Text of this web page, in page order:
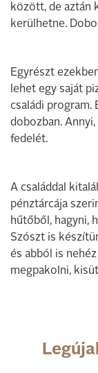
között, de aztán
kerülhetne.
Egyrészt
lehet egy saját
családi program.
dobozban.
fedelét.
A családdal
pénztárcája
hűtőből, hagyni,
Szószt is
és abból is
megpakolni,